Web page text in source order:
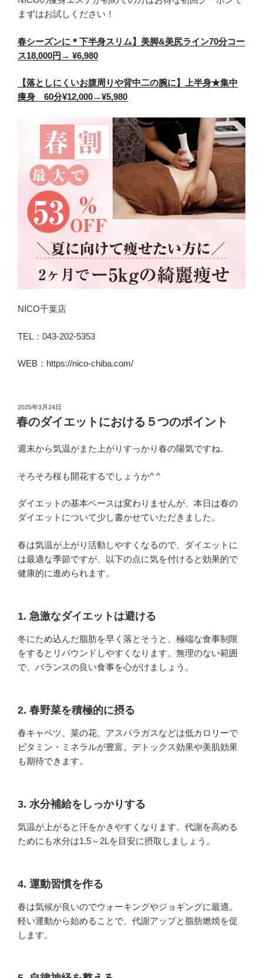
まずはお試しください！
春シーズンに＊下半身スリム】美脚&美尻ライン70分コー
ス18,000円→ ¥6,980
【落としにくいお腹周りや背中二の腕に】上半身★集中
痩身 60分¥12,000→¥5,980
NICO千葉店
TEL：043-202-5353
WEB：https://nico-chiba.com/
投
稿
日:
2025年3月24日
春のダイエットにおける５つのポイント
週末から気温がまた上がりすっかり春の陽気ですね。
そろそろ桜も開花するでしょうか^ ^
ダイエットの基本ベースは変わりませんが、本日は春の
ダイエットについて少し書かせていただきました。
春は気温が上がり活動しやすくなるので、ダイエットに
は最適な季節ですが、以下の点に気を付けると効果的で
健康的に進められます。
1. 急激なダイエットは避ける
冬にため込んだ脂肪を早く落とそうと、極端な食事制限
をするとリバウンドしやすくなります。無理のない範囲
で、バランスの良い食事を心がけましょう。
2. 春野菜を積極的に摂る
春キャベツ、菜の花、アスパラガスなどは低カロリーで
ビタミン・ミネラルが豊富。デトックス効果や美肌効果
も期待できます。
3. 水分補給をしっかりする
気温が上がると汗をかきやすくなります。代謝を高める
ためにも水分は1.5～2Lを目安に摂取しましょう。
4. 運動習慣を作る
春は気候が良いのでウォーキングやジョギングに最適。
軽い運動から始めることで、代謝アップと脂肪燃焼を促
します。